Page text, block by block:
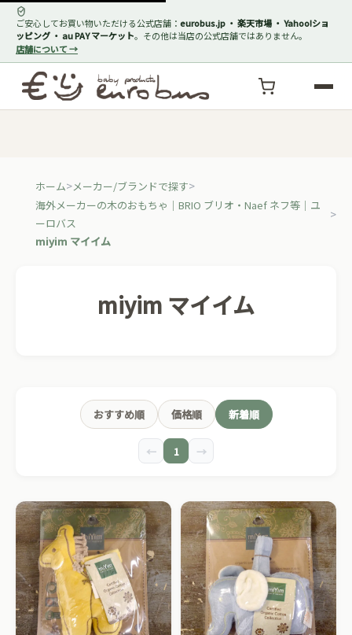
ご安心してお買い物いただける公式店舗： eurobus.jp ・ 楽天市場 ・ Yahoo!ショ
ッピング ・ au PAY マーケット。その他は当店の公式店舗ではありません。
店舗について →
ホーム メーカー/ブランドで探す
海外メーカーの木のおもちゃ｜BRIO ブリオ・Naef ネフ等｜ユ
ーロバス
miyim マイイム
miyim マイイム
おすすめ順 価格順 新着順
← 1 →